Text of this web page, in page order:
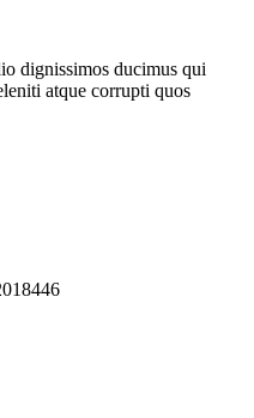
dignissimos ducimus qui
atque corrupti quos